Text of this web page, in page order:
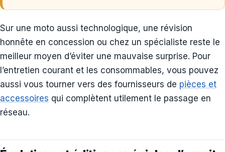
Sur une moto aussi technologique, une révision
honnête en concession ou chez un spécialiste reste le
meilleur moyen d’éviter une mauvaise surprise. Pour
l’entretien courant et les consommables, vous pouvez
aussi vous tourner vers des fournisseurs de pièces et
accessoires qui complètent utilement le passage en
réseau.